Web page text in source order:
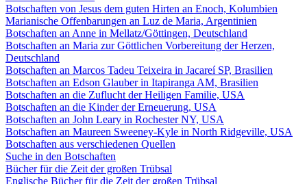
Botschaften von Jesus dem guten Hirten an Enoch, Kolumbien
Marianische Offenbarungen an Luz de Maria, Argentinien
Botschaften an Anne in Mellatz/Göttingen, Deutschland
Botschaften an Maria zur Göttlichen Vorbereitung der Herzen,
Deutschland
Botschaften an Marcos Tadeu Teixeira in Jacareí SP, Brasilien
Botschaften an Edson Glauber in Itapiranga AM, Brasilien
Botschaften an die Zuflucht der Heiligen Familie, USA
Botschaften an die Kinder der Erneuerung, USA
Botschaften an John Leary in Rochester NY, USA
Botschaften an Maureen Sweeney-Kyle in North Ridgeville, USA
Botschaften aus verschiedenen Quellen
Suche in den Botschaften
Bücher für die Zeit der großen Trübsal
Englische Bücher für die Zeit der großen Trübsal